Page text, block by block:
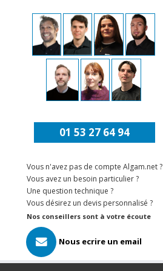
01 53 27 64 94
Vous n'avez pas de compte Algam.net ?
Vous avez un besoin particulier ?
Une question technique ?
Vous désirez un devis personnalisé ?
Nos conseillers sont à votre écoute
Nous ecrire un email